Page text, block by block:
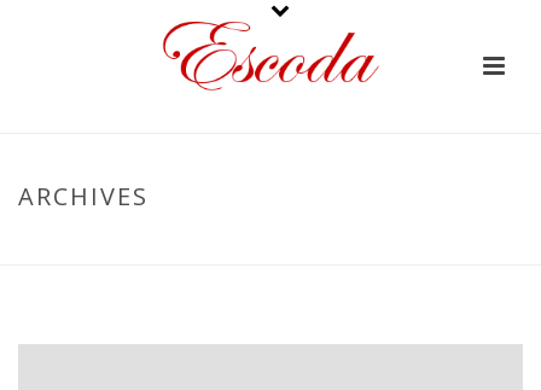
ARCHIVES